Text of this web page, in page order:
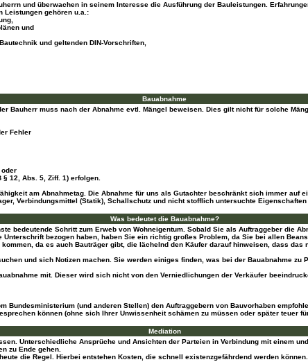
und überwachen in seinem Interesse die Ausführung der Bauleistungen.
Leistungen gehören u.a.:
und
und geltenden DIN-Vorschriften,
Bauabnahme
Bauherr muss nach der Abnahme evtl. Mängel beweisen. Dies gilt nicht für solche
Fehler
oder
12, Abs. 5, Ziff. 1) erfolgen.
am Abnahmetag. Die Abnahme für uns als Gutachter beschränkt sich immer auf
Verbindungsmittel (Statik), Schallschutz und nicht stofflich untersuchte
Was bedeutet die Bauabnahme?
bedeutende Schritt zum Erweb von Wohneigentum. Sobald Sie als Auftraggeber die
bezogen haben, haben Sie ein richtig großes Problem, da Sie bei allen
da es auch Bauträger gibt, die lächelnd den Käufer darauf hinweisen, dass
und sich Notizen machen. Sie werden einiges finden, was bei der Bauabnahme zu
mit. Dieser wird sich nicht von den Verniedlichungen der Verkäufer
(und anderen Stellen) den Auftraggebern von Bauvorhaben
können (ohne sich Ihrer Unwissenheit schämen zu müssen oder später teuer
Mediation
Unterschiedliche Ansprüche und Ansichten der Parteien in Verbindung mit einem
zu Ende gehen.
die Regel. Hierbei entstehen Kosten, die schnell existenzgefährdend werden